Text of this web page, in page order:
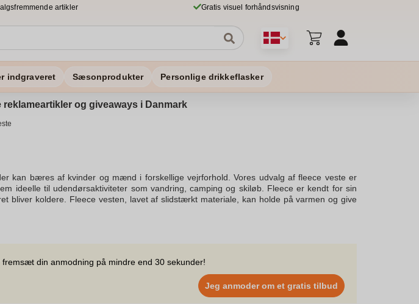
artikler Gratis visuel forhåndsvisning
indgraveret Sæsonprodukter Personlige drikkeflasker
og giveaways i Danmark
kan bæres af kvinder og mænd i forskellige vejrforhold. Vores udvalg af fleece veste er
ideelle til udendørsaktiviteter som vandring, camping og skiløb. Fleece er kendt for sin
bliver koldere. Fleece vesten, lavet af slidstærkt materiale, kan holde på varmen og give
åndbare og let at vedligeholde, hvilket gør det til et populært valg for dem, der søger
i overgangsmånederne og er velegnet til at holde dig varm og komfortabel. De er også et
beklædningsgenstande. Bestil din fleece vest hos os og oplev fordelene ved vores stort
ikke lever op til dine behov. Vores udvalg af veste kommer også i sherpa fleece, som
i forskellige modeller og design til at opbevare dine personlige ejendele. Fleece er et
ideel til brug i koldt vejr og giver ekstra varme ved behov. Fleece veste kan også vaskes
tøjvalg for dem, der ønsker at holde på varmen uden at gå på kompromis med
fremsæt din anmodning på mindre end 30 sekunder!
Jeg anmoder om et gratis tilbud